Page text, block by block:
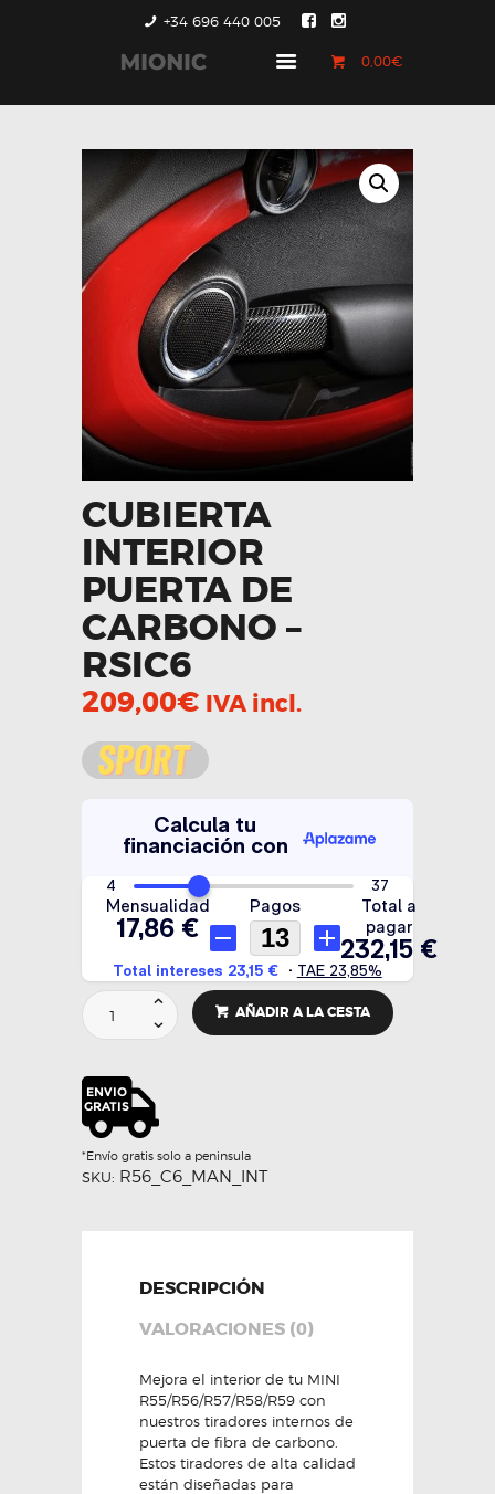
+34 696 440 005
0,00€
GENERACIÓN 1
GENERACIÓN 3
COUNTRYMAN &
PACEMAN
CONTACTO
CUBIERTA
INTERIOR
PUERTA DE
CARBONO –
RSIC6
209,00€ IVA incl.
Cubierta
interior
puerta
carbono
-
RSIC6
cantidad
AÑADIR A LA CESTA
*Envío gratis solo a peninsula
SKU: R56_C6_MAN_INT
DESCRIPCIÓN
VALORACIONES (0)
Mejora el interior de tu MINI
R55/R56/R57/R58/R59 con
nuestros tiradores internos de
puerta de fibra de carbono.
Estos tiradores de alta calidad
están diseñadas para